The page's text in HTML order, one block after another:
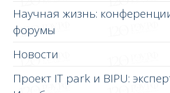
Научная жизнь:
форумы
Новости
Проект IT park и BIPU: